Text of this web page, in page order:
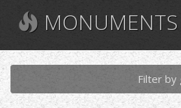
MONUMENTS
Filter by